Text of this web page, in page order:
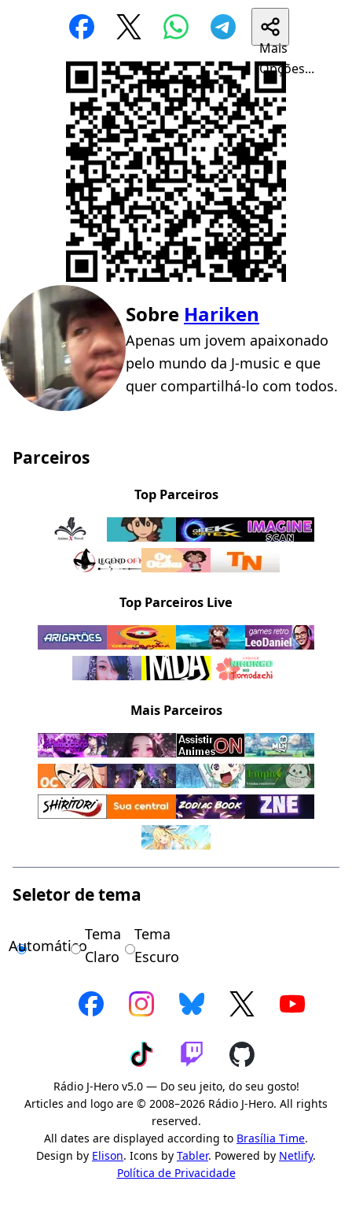
Mais
Opções...
Sobre Hariken
Apenas um jovem apaixonado
pelo mundo da J-music e que
quer compartilhá-lo com todos.
Parceiros
Top Parceiros
Top Parceiros Live
Mais Parceiros
Seletor de tema
Automático
Tema
Claro
Tema
Escuro
Rádio J-Hero v5.0 — Do seu jeito, do seu gosto!
Articles and logo are © 2008–2026 Rádio J-Hero. All rights
reserved.
All dates are displayed according to Brasília Time.
Design by Elison. Icons by Tabler. Powered by Netlify.
Política de Privacidade